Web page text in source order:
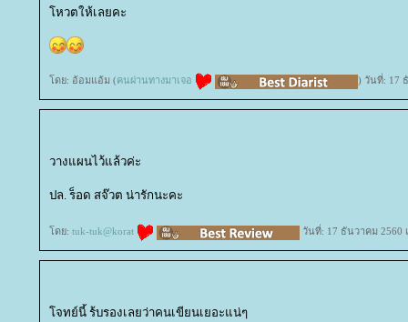
หวตให้เลยคะ
ดย: อ้อมแอ้ม (คนผ่านทางมาเจอ ) วันที่: 17
วางแผนไว้แล้วค่ะ
ปล. ร็อด สจ๊วต น่ารักนะคะ
ดย: tuk-tuk@korat วันที่: 17 ธันวาคม 2560
จทย์นี้ ร้บรองเลยว่าคนเขียนเยอะแน่ๆ